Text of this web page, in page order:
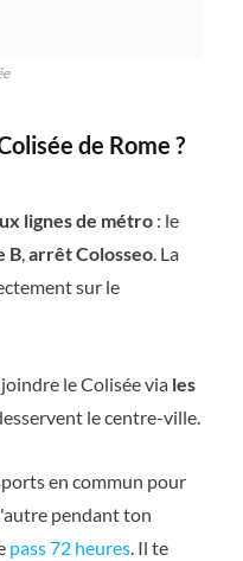
de Rome ?
lignes de métro : le
B,arrêt Colosseo. La
sur le
le Colisée via les
le centre-ville.
en commun pour
pendant ton
pass 72 heures. Il te